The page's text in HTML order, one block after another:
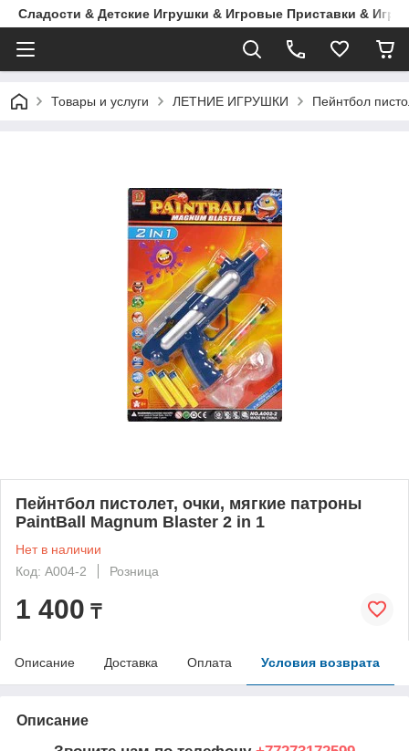
Сладости & Детские Игрушки & Игровые Приставки & Игры
Товары и услуги ЛЕТНИЕ ИГРУШКИ Пейнтбол
Пейнтбол пистолет, очки, мягкие патроны
PaintBall Magnum Blaster 2 in 1
Нет в наличии
Код: A004-2
Розница
1 400 ₸
Описание Доставка Оплата Условия возврата
Описание